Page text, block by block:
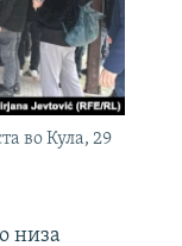
во Кула, 29
низа